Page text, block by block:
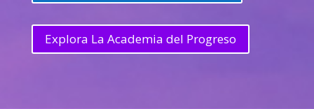
Explora La Academia del Progreso